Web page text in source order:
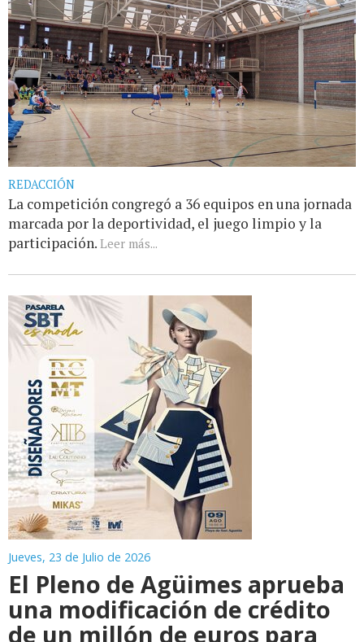
REDACCIÓN
La competición congregó a 36 equipos en una jornada
marcada por la deportividad, el juego limpio y la
participación. Leer más...
Jueves, 23 de Julio de 2026
El Pleno de Agüimes aprueba
una modificación de crédito
de un millón de euros para